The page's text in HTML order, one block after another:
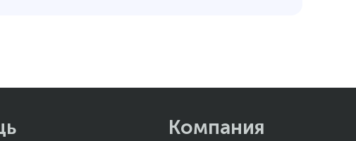
выделите текст с ошибкой и нажмите Ctrl+Enter.
Компания